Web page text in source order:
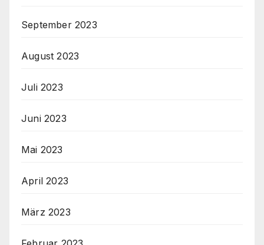
September 2023
August 2023
Juli 2023
Juni 2023
Mai 2023
April 2023
März 2023